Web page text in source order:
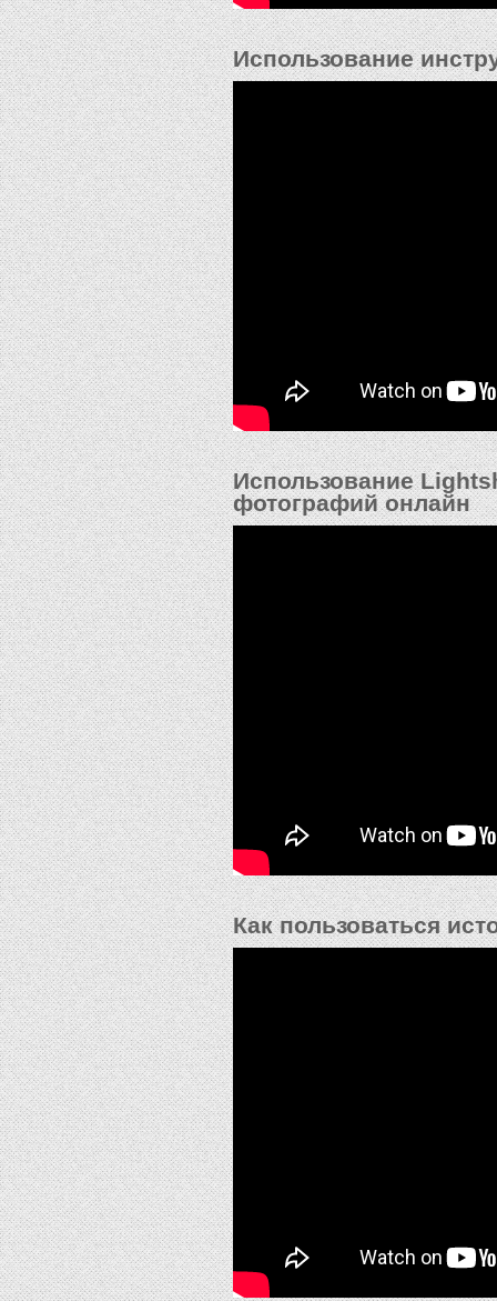
Использование
Использование
фотографий онлайн
Как пользоваться